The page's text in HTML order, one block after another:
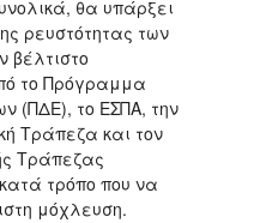
θα υπάρξει
ρευστότητας των
βέλτιστο
το Πρόγραμμα
(ΠΔΕ), το ΕΣΠΑ, την
Τράπεζα και τον
Τράπεζας
τρόπο που να
μόχλευση.